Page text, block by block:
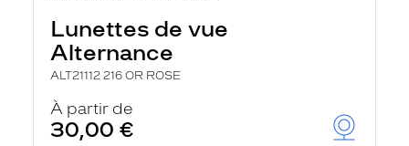
Lunettes de vue
Alternance
ALT21112 216 OR ROSE
À partir de
30,00 €